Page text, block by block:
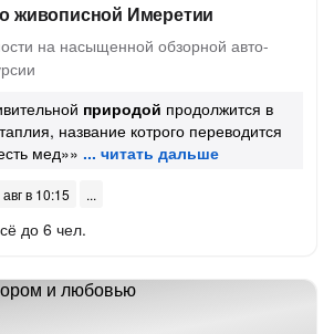
живописной Имеретии
на насыщенной обзорной авто-
природой продолжится в
название котрого переводится
мед»»
в 10:15
до 6 чел.